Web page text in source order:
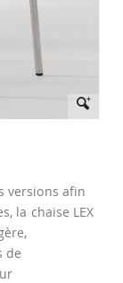
versions afin
la chaise LEX
de